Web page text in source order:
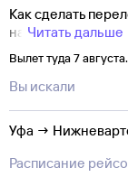
Как сделать
на Читать дальше
Вылет туда 7 августа.
Вы искали
Уфа →
Расписание